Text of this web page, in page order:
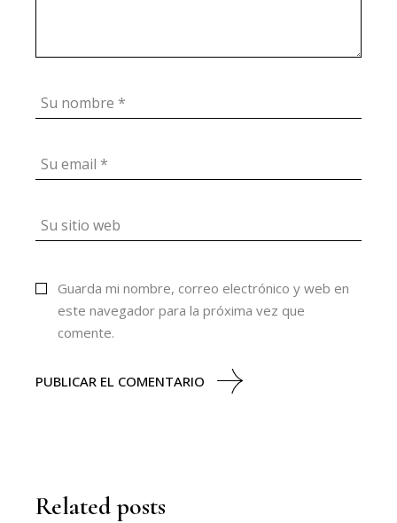
Guarda mi nombre, correo electrónico y web en
este navegador para la próxima vez que
comente.
PUBLICAR EL COMENTARIO
Related posts